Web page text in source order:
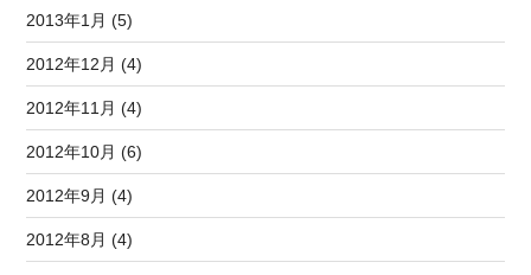
2013年1月 (5)
2012年12月 (4)
2012年11月 (4)
2012年10月 (6)
2012年9月 (4)
2012年8月 (4)